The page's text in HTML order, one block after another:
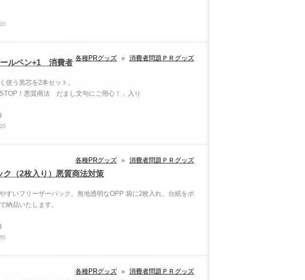
各種PRグッズ » 消費者問題ＰＲグッズ
ルペン+1 消費者
使う黒芯を2本セット。
！悪質商法 だまし文句にご用心！」入り
各種PRグッズ » 消費者問題ＰＲグッズ
ク（2枚入り）悪質商法対策
すいフリーザーパック。無地透明なOPP 袋に2枚入れ、台紙をポ
納品いたします。
各種PRグッズ » 消費者問題ＰＲグッズ